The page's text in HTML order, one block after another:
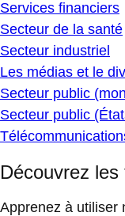
Services financiers
Secteur de la santé
Secteur industriel
Les médias et le
Secteur public
Secteur public
Découvrez
Apprenez à utiliser